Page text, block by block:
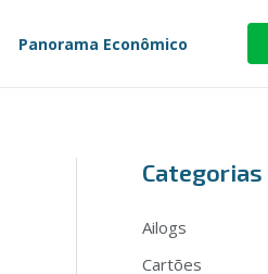
Panorama Econômico
Categorias
Ailogs
Cartões